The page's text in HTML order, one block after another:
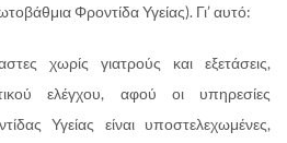
Φροντίδα Υγείας). Γι’ αυτό:
χωρίς γιατρούς και εξετάσεις,
ελέγχου, αφού οι υπηρεσίες
Υγείας είναι υποστελεχωμένες,